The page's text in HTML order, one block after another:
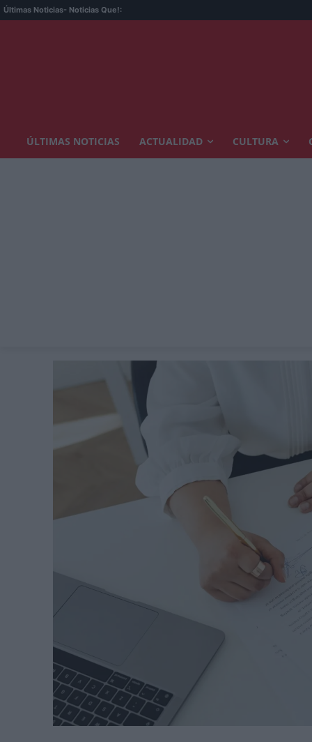
Últimas Noticias- Noticias Que!:
ÚLTIMAS NOTICIAS ACTUALIDAD CULTURA